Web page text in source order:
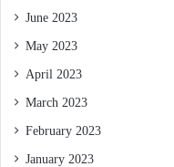
June 2023
May 2023
April 2023
March 2023
February 2023
January 2023